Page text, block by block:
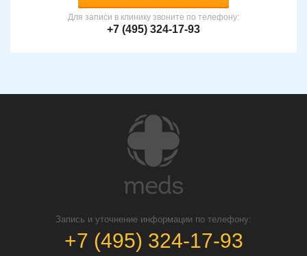
Для записи в клинику звоните по телефону:
+7 (495) 324-17-93
Запись и уточнение информации по телефону:
+7 (495) 324-17-93